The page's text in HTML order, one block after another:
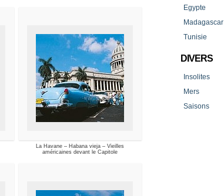
La Havane – Habana vieja – Vieilles
américaines devant le Capitole
Egypte
Madagascar
Tunisie
DIVERS
Insolites
Mers
Saisons